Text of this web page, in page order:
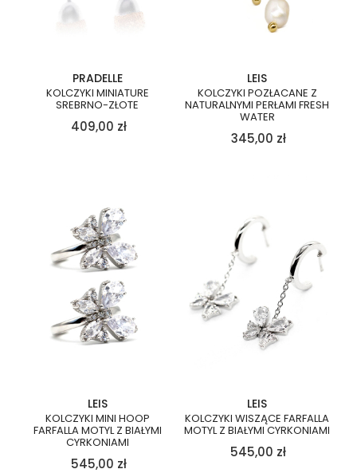
PRADELLE
KOLCZYKI MINIATURE
SREBRNO-ZŁOTE
409,00 zł
LEIS
KOLCZYKI POZŁACANE Z
NATURALNYMI PERŁAMI FRESH
WATER
345,00 zł
LEIS
KOLCZYKI MINI HOOP
FARFALLA MOTYL Z BIAŁYMI
CYRKONIAMI
545,00 zł
LEIS
KOLCZYKI WISZĄCE FARFALLA
MOTYL Z BIAŁYMI CYRKONIAMI
545,00 zł